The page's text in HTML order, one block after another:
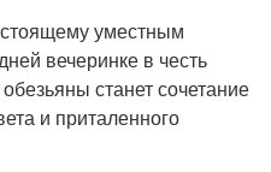
уместным
вечеринке в честь
станет сочетание
и приталенного